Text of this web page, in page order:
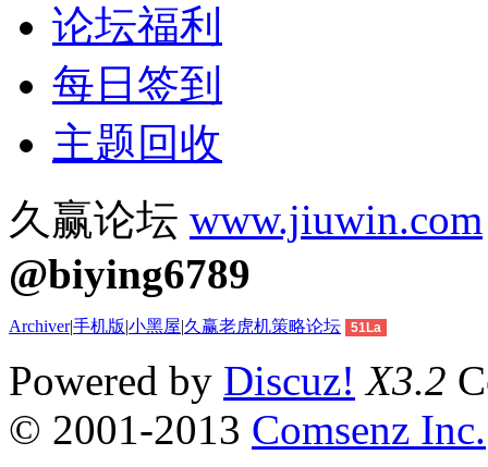
论坛福利
每日签到
主题回收
久赢论坛 www.jiuwin.com
@biying6789
Archiver|手机版|小黑屋|久赢老虎机策略论坛 51La
Powered by Discuz! X3.2
© 2001-2013 Comsenz Inc.